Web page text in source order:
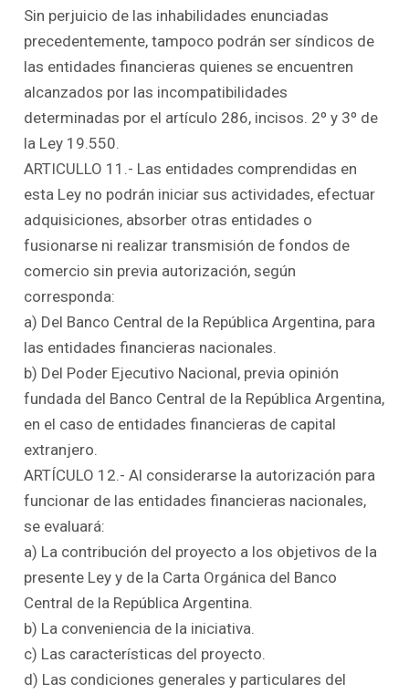
Sin perjuicio de las inhabilidades enunciadas
precedentemente, tampoco podrán ser síndicos de
las entidades financieras quienes se encuentren
alcanzados por las incompatibilidades
determinadas por el artículo 286, incisos. 2º y 3º de
la Ley 19.550.
ARTICULLO 11.- Las entidades comprendidas en
esta Ley no podrán iniciar sus actividades, efectuar
adquisiciones, absorber otras entidades o
fusionarse ni realizar transmisión de fondos de
comercio sin previa autorización, según
corresponda:
a) Del Banco Central de la República Argentina, para
las entidades financieras nacionales.
b) Del Poder Ejecutivo Nacional, previa opinión
fundada del Banco Central de la República Argentina,
en el caso de entidades financieras de capital
extranjero.
ARTÍCULO 12.- Al considerarse la autorización para
funcionar de las entidades financieras nacionales,
se evaluará:
a) La contribución del proyecto a los objetivos de la
presente Ley y de la Carta Orgánica del Banco
Central de la República Argentina.
b) La conveniencia de la iniciativa.
c) Las características del proyecto.
d) Las condiciones generales y particulares del